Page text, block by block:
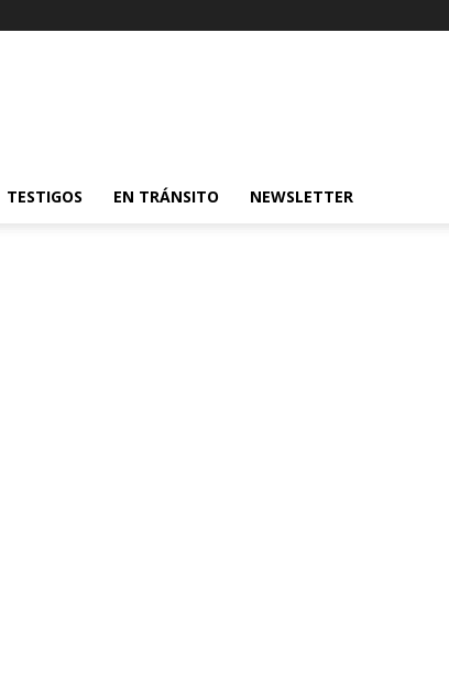
TESTIGOS EN TRÁNSITO NEWSLETTER